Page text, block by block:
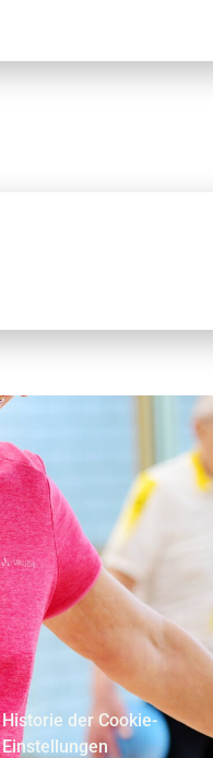
Historie der Cookie-
Einstellungen